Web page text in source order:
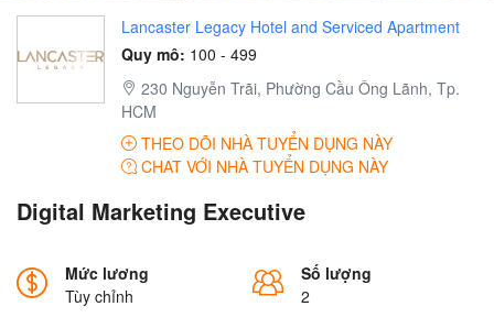
Lancaster Legacy Hotel and Serviced Apartment
Quy mô: 100 - 499
230 Nguyễn Trãi, Phường Cầu Ông Lãnh, Tp.
HCM
THEO DÕI NHÀ TUYỂN DỤNG NÀY
CHAT VỚI NHÀ TUYỂN DỤNG NÀY
Digital Marketing Executive
Mức lương
Tùy chỉnh
Số lượng
2